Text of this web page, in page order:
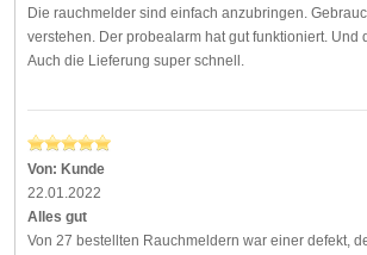
Die rauchmelder sind einfach anzubringen.
verstehen. Der probealarm hat gut funktioniert. Und
Auch die Lieferung super schnell.
Von: Kunde
22.01.2022
Alles gut
Von 27 bestellten Rauchmeldern war einer defekt,